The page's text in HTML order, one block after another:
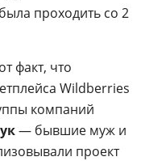
проходить со 2
факт, что
Wildberries
компаний
— бывшие муж и
проект